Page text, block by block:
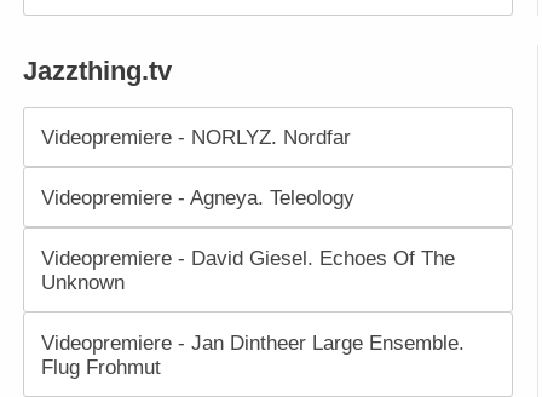
Jazzthing.tv
Videopremiere - NORLYZ. Nordfar
Videopremiere - Agneya. Teleology
Videopremiere - David Giesel. Echoes Of The
Unknown
Videopremiere - Jan Dintheer Large Ensemble.
Flug Frohmut